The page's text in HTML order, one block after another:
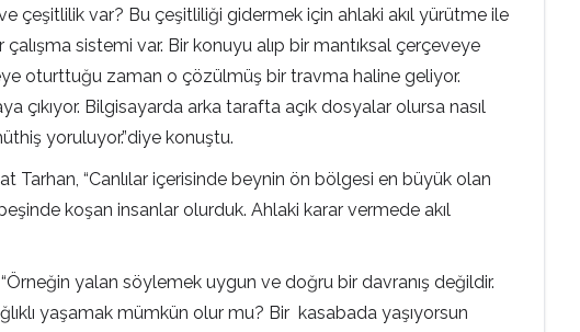
çeşitlilik var? Bu çeşitliliği gidermek için ahlaki akıl yürütme ile
sistemi var. Bir konuyu alıp bir mantıksal çerçeveye
oturttuğu zaman o çözülmüş bir travma haline geliyor.
çıkıyor. Bilgisayarda arka tarafta açık dosyalar olursa nasıl
yoruluyor.”diye konuştu.
“Canlılar içerisinde beynin ön bölgesi en büyük olan
koşan insanlar olurduk. Ahlaki karar vermede akıl
yalan söylemek uygun ve doğru bir davranış değildir.
yaşamak mümkün olur mu? Bir kasabada yaşıyorsun